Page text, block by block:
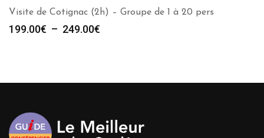
Visite de Cotignac (2h) – Groupe de 1 à 20 pers
199.00€ – 249.00€
à